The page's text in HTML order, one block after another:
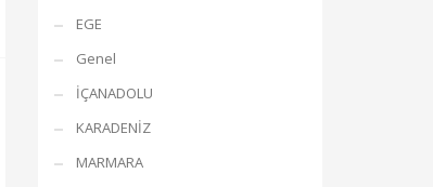
EGE
Genel
İÇANADOLU
KARADENİZ
MARMARA